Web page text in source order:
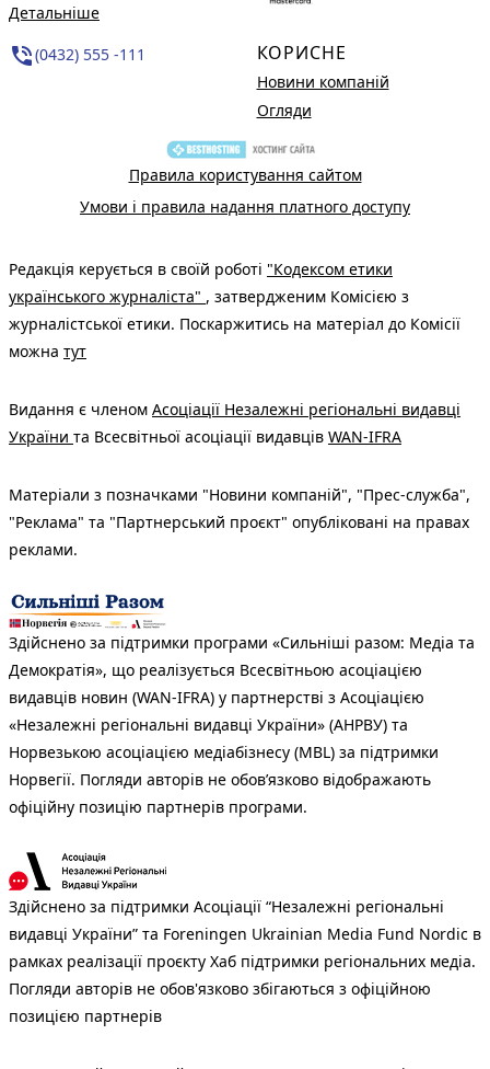
Детальніше
phone_in_talk(0432) 555 -111 КОРИСНЕ
Новини компаній
Огляди
Правила користування сайтом
Умови і правила надання платного доступу
Редакція керується в своїй роботі "Кодексом етики
українського журналіста" , затвердженим Комісією з
журналістської етики. Поскаржитись на матеріал до Комісії
можна тут
Видання є членом Асоціації Незалежні регіональні видавці
України та Всесвітньої асоціації видавців WAN-IFRA
Матеріали з позначками "Новини компаній", "Прес-служба",
"Реклама" та "Партнерський проєкт" опубліковані на правах
реклами.
Здійснено за підтримки програми «Сильніші разом: Медіа та
Демократія», що реалізується Всесвітньою асоціацією
видавців новин (WAN-IFRA) у партнерстві з Асоціацією
«Незалежні регіональні видавці України» (АНРВУ) та
Норвезькою асоціацією медіабізнесу (MBL) за підтримки
Норвегії. Погляди авторів не обов’язково відображають
офіційну позицію партнерів програми.
Здійснено за підтримки Асоціації “Незалежні регіональні
видавці України” та Foreningen Ukrainian Media Fund Nordic в
рамках реалізації проєкту Хаб підтримки регіональних медіа.
Погляди авторів не обов'язково збігаються з офіційною
позицією партнерів